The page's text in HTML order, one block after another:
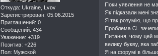
Откуда: Ukraine, Lvov
Зарегистрирован: 05.06.2015
Приглашений: 0
Сообщений: 434
Уважение: +319
Позитив: +226
Пол: Мужской
Поки уявлення не
Як підказали мені
Я так розумію, що
Проблема CL
Питання, чому цей
велику букву, яка
Я на форумі в